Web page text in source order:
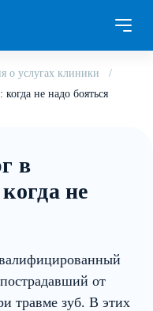
о услугах клиники
не надо бояться
в
не
от
травме зуб. В этих